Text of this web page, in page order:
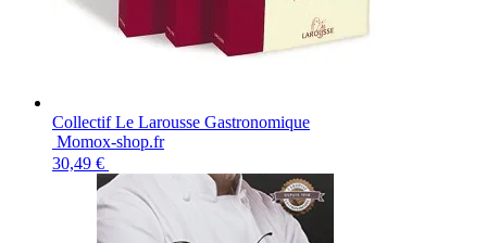
Collectif Le Larousse Gastronomique
30,49 €